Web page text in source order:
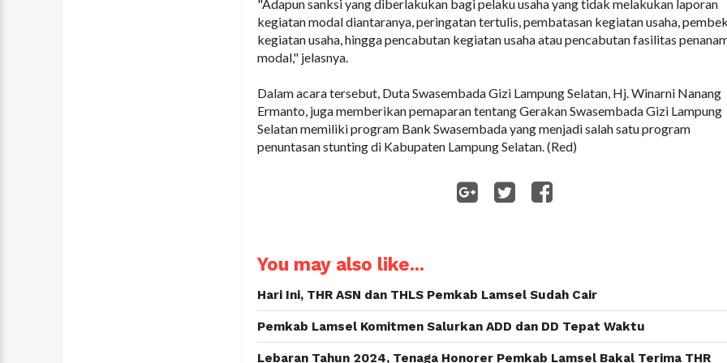
"Adapun sanksi yang diberlakukan bagi pelaku usaha yang tidak melakukan laporan
kegiatan modal diantaranya, peringatan tertulis, pembatasan kegiatan usaha,
kegiatan usaha, hingga pencabutan kegiatan usaha atau pencabutan fasilitas
modal," jelasnya.
Dalam acara tersebut, Duta Swasembada Gizi Lampung Selatan, Hj. Winarni Nanang
Ermanto, juga memberikan pemaparan tentang Gerakan Swasembada Gizi Lampung
Selatan memiliki program Bank Swasembada yang menjadi salah satu program
penuntasan stunting di Kabupaten Lampung Selatan. (Red)
You may also like...
Hari Ini, THR ASN dan THLS Pemkab Lamsel Sudah Cair
Pemkab Lamsel Komitmen Salurkan ADD dan DD Tepat Waktu
Lebaran Tahun 2024, Tenaga Honorer Pemkab Lamsel Bakal Terima THR